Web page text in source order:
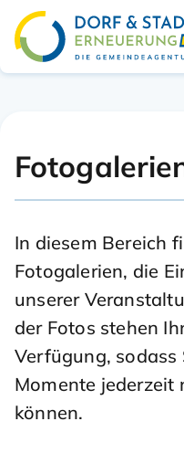
In diesem Bereich
Fotogalerien, die
unserer
der Fotos stehen
Verfügung, sodass
Momente jederzeit
können.